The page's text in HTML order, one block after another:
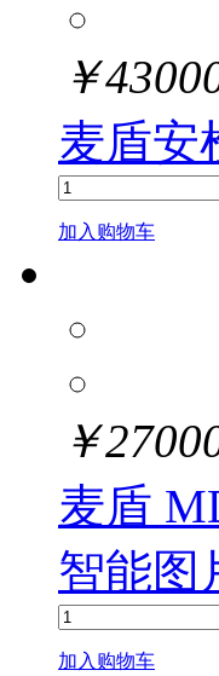
￥
麦盾安
加入购物车
￥
麦盾
智能图
加入购物车